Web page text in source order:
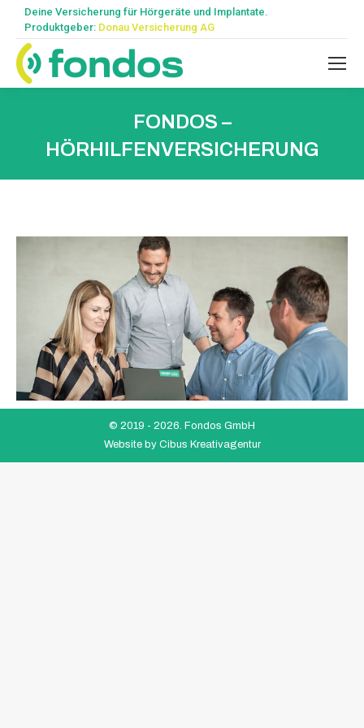
Deine Versicherung für Hörgeräte und Implantate.
Produktgeber: Donau Versicherung AG
FONDOS –
HÖRHILFENVERSICHERUNG
© 2019 - 2026. Fondos GmbH
Website by Cibus Kreativagentur